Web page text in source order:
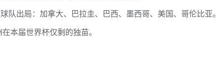
队出局：加拿大、巴拉圭、巴西、墨西哥、美国、哥伦比亚。
本届世界杯仅剩的独苗。